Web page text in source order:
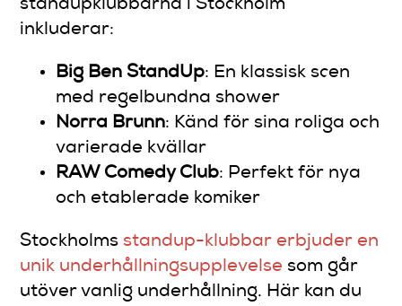
standupklubbarna i Stockholm
inkluderar:
Big Ben StandUp: En klassisk scen
med regelbundna shower
Norra Brunn: Känd för sina roliga och
varierade kvällar
RAW Comedy Club: Perfekt för nya
och etablerade komiker
Stockholms standup-klubbar erbjuder en
unik underhållningsupplevelse som går
utöver vanlig underhållning. Här kan du